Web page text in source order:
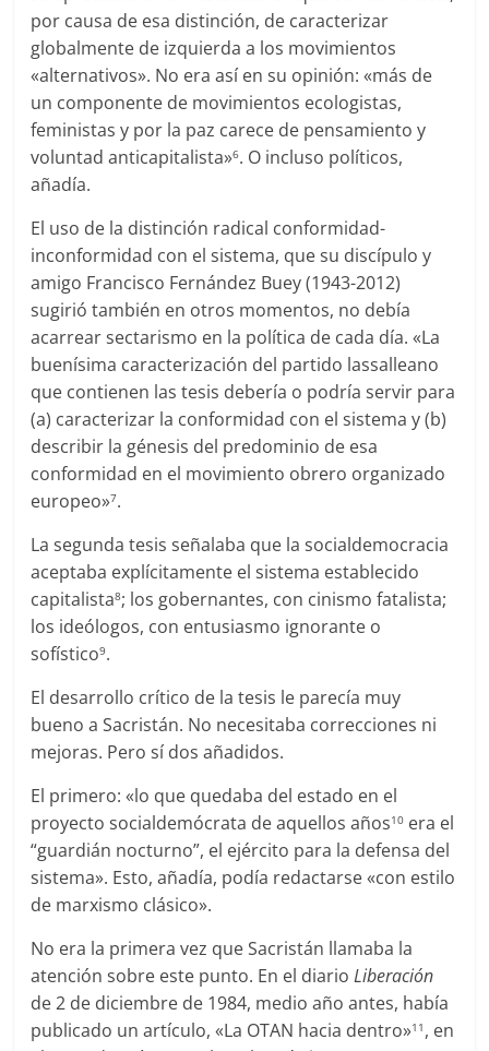
por causa de esa distinción, de caracterizar
globalmente de izquierda a los movimientos
«alternativos». No era así en su opinión: «más de
un componente de movimientos ecologistas,
feministas y por la paz carece de pensamiento y
voluntad anticapitalista»6. O incluso políticos,
añadía.
El uso de la distinción radical conformidad-
inconformidad con el sistema, que su discípulo y
amigo Francisco Fernández Buey (1943-2012)
sugirió también en otros momentos, no debía
acarrear sectarismo en la política de cada día. «La
buenísima caracterización del partido lassalleano
que contienen las tesis debería o podría servir para
(a) caracterizar la conformidad con el sistema y (b)
describir la génesis del predominio de esa
conformidad en el movimiento obrero organizado
europeo»7.
La segunda tesis señalaba que la socialdemocracia
aceptaba explícitamente el sistema establecido
capitalista8; los gobernantes, con cinismo fatalista;
los ideólogos, con entusiasmo ignorante o
sofístico9.
El desarrollo crítico de la tesis le parecía muy
bueno a Sacristán. No necesitaba correcciones ni
mejoras. Pero sí dos añadidos.
El primero: «lo que quedaba del estado en el
proyecto socialdemócrata de aquellos años10 era el
“guardián nocturno”, el ejército para la defensa del
sistema». Esto, añadía, podía redactarse «con estilo
de marxismo clásico».
No era la primera vez que Sacristán llamaba la
atención sobre este punto. En el diario Liberación
de 2 de diciembre de 1984, medio año antes, había
publicado un artículo, «La OTAN hacia dentro»11 , en